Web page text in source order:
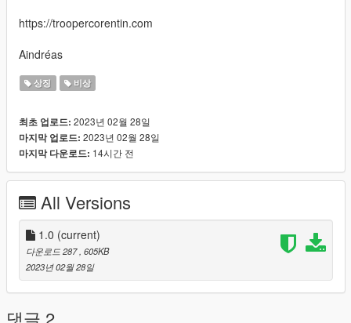
https://troopercorentin.com
Aindréas
상징 비상
최초 업로드: 2023년 02월 28일
마지막 업로드: 2023년 02월 28일
마지막 다운로드: 14시간 전
All Versions
1.0 (current)
다운로드 287 , 605KB
2023년 02월 28일
댓글 2